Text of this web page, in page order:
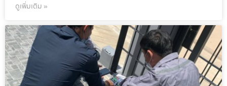
ดูเพิ่มเติม »